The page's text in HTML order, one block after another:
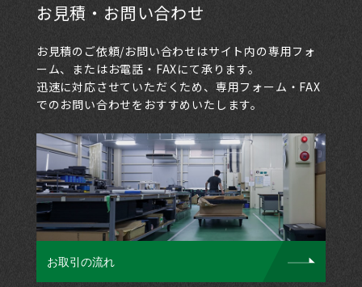
お見積・お問い合わせ
お見積のご依頼/お問い合わせはサイト内の専用フォ
ーム、またはお電話・FAXにて承ります。
迅速に対応させていただくため、専用フォーム・FAX
でのお問い合わせをおすすめいたします。
お取引の流れ